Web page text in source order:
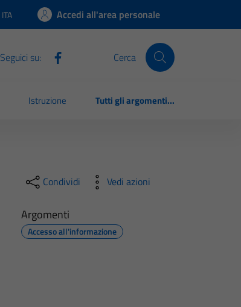
Lingua attiva:
ITA Accedi all'area personale
Seguici su: Cerca
Istruzione Tutti gli argomenti...
Condividi Vedi azioni
Argomenti
Accesso all'informazione